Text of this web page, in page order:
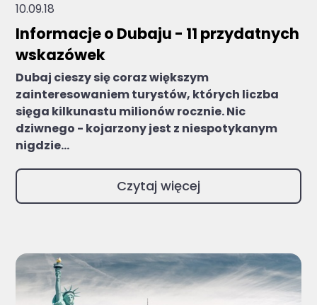
10.09.18
Informacje o Dubaju - 11 przydatnych
wskazówek
Dubaj cieszy się coraz większym
zainteresowaniem turystów, których liczba
sięga kilkunastu milionów rocznie. Nic
dziwnego - kojarzony jest z niespotykanym
nigdzie...
Czytaj więcej